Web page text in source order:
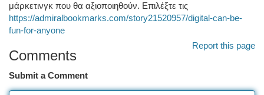
μάρκετινγκ που θα αξιοποιηθούν. Επιλέξτε τις
https://admiralbookmarks.com/story21520957/digital-can-be-
fun-for-anyone
Report this page
Comments
Submit a Comment